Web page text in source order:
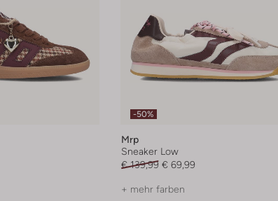
-50%
Mrp
Sneaker Low
€ 139,99 € 69,99
+ mehr farben